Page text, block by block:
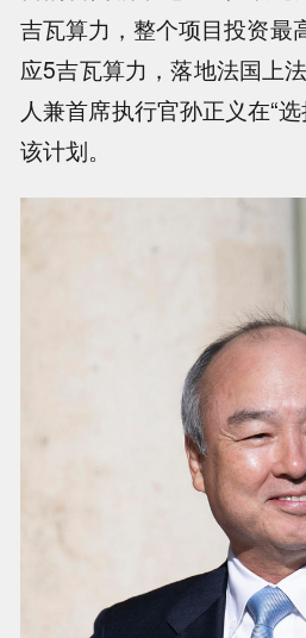
吉瓦算力，整个项目投资最
应5吉瓦算力，落地法国上
人兼首席执行官孙正义在“
该计划。